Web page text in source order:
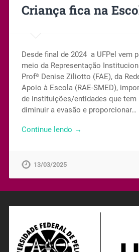
Criança fica na
Desde final de 2024 a UFPel vem
meio da Representação
Profª Denise Ziliotto (FAE), da
Apoio à Escola (RAE-SMED),
de instituições/entidades que tem
diminuir a evasão e proporcionar…
Continue lendo →
13/03/2025